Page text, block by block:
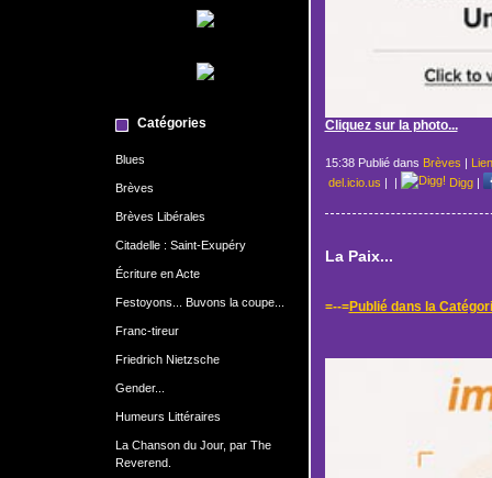
Catégories
Blues
Brèves
Brèves Libérales
Citadelle : Saint-Exupéry
Écriture en Acte
Festoyons... Buvons la coupe...
Franc-tireur
Friedrich Nietzsche
Gender...
Humeurs Littéraires
La Chanson du Jour, par The
Reverend.
Cliquez sur la photo...
15:38 Publié dans Brèves |
del.icio.us | | Digg|
La Paix...
=--=Publié dans la